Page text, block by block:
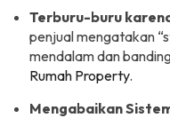
Terburu-buru
penjual mengatakan
mendalam dan
Rumah Property.
Mengabaikan